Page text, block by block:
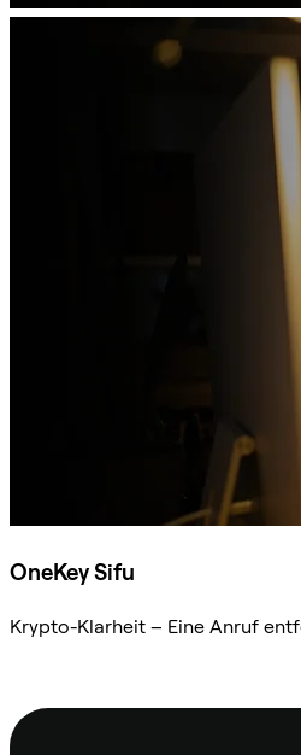
OneKey Sifu
Krypto-Klarheit – Eine Anruf